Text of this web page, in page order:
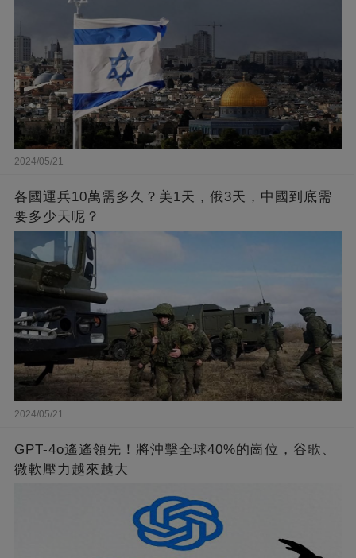
2024/05/21
各國運兵10萬需多久？美1天，俄3天，中國到底需
要多少天呢？
2024/05/21
GPT-4o遙遙領先！將沖擊全球40%的崗位，谷歌、
微軟壓力越來越大